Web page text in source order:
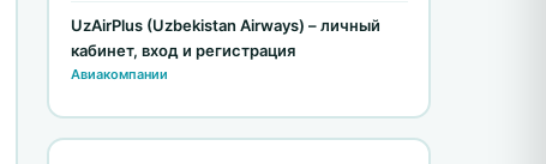
UzAirPlus (Uzbekistan Airways) – личный
кабинет, вход и регистрация
Авиакомпании